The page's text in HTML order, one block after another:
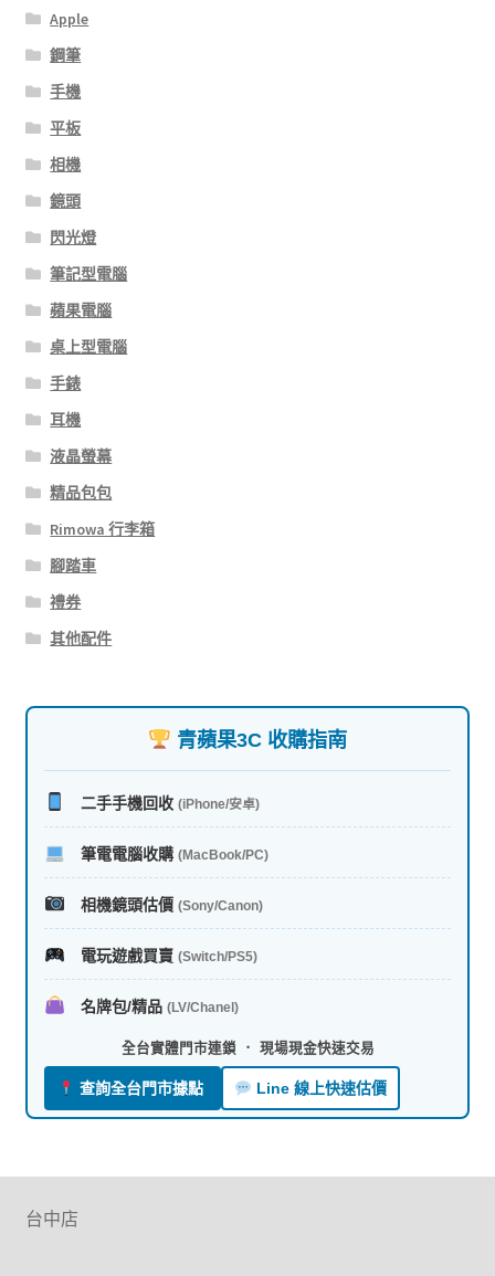
Apple
鋼筆
手機
平板
相機
鏡頭
閃光燈
筆記型電腦
蘋果電腦
桌上型電腦
手錶
耳機
液晶螢幕
精品包包
Rimowa 行李箱
腳踏車
禮券
其他配件
青蘋果3C 收購指南
二手手機回收 (iPhone/安卓)
筆電電腦收購 (MacBook/PC)
相機鏡頭估價 (Sony/Canon)
電玩遊戲買賣 (Switch/PS5)
名牌包/精品 (LV/Chanel)
全台實體門市連鎖 ． 現場現金快速交易
查詢全台門市據點 Line 線上快速估價
台中店